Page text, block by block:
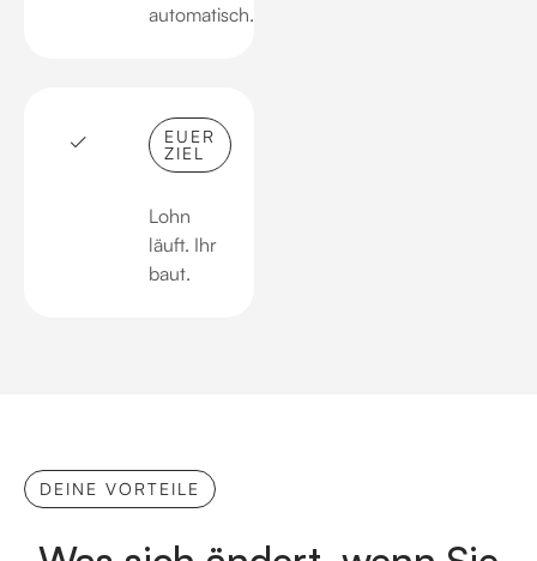
automatisch.
EUER
ZIEL
Lohn
läuft. Ihr
baut.
DEINE VORTEILE